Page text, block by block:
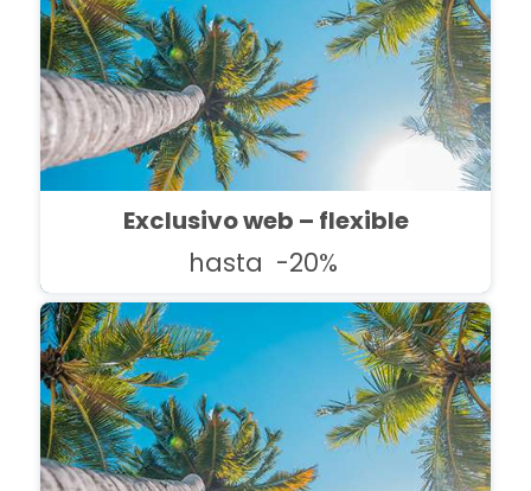
Exclusivo web – flexible
hasta -20%